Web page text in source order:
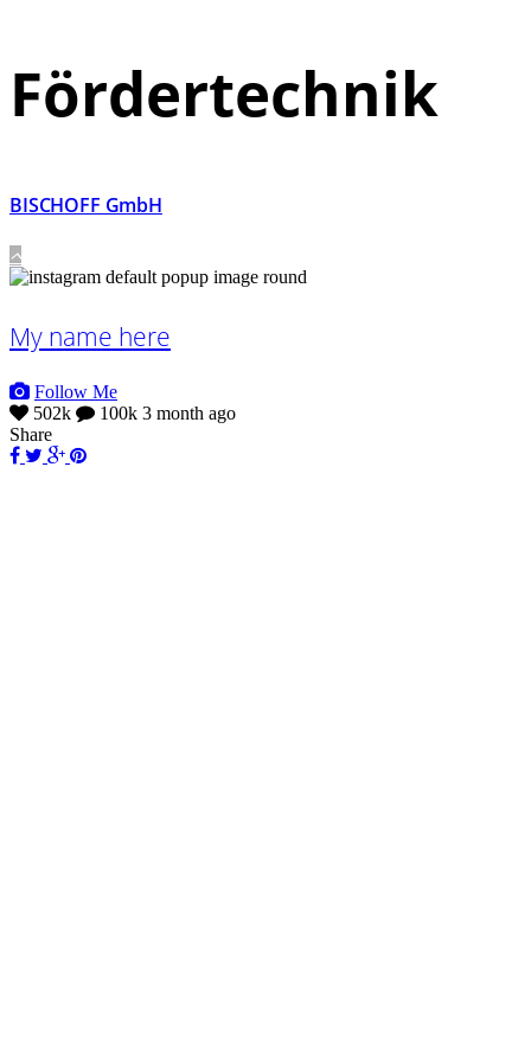
Fördertechnik
BISCHOFF GmbH
My name here
Follow Me
502k
100k 3 month ago
Share